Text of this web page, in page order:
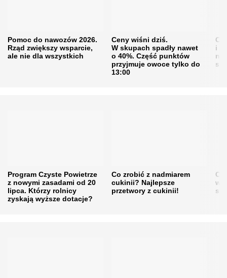
Pomoc do nawozów 2026.
Rząd zwiększy wsparcie,
ale nie dla wszystkich
Ceny wiśni dziś.
W skupach spadły nawet
o 40%. Część punktów
przyjmuje owoce tylko do
13:00
i
Program Czyste Powietrze
z nowymi zasadami od 20
lipca. Którzy rolnicy
zyskają wyższe dotacje?
Co zrobić z nadmiarem
cukinii? Najlepsze
przetwory z cukinii!
w